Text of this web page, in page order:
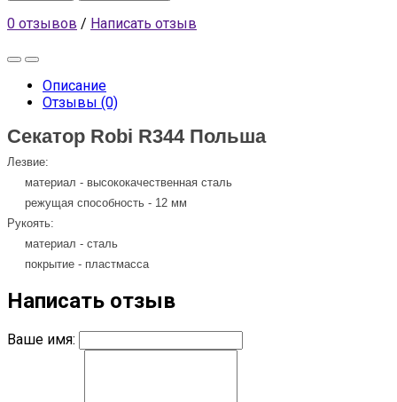
0 отзывов / Написать отзыв
Описание
Отзывы (0)
Секатор Robi R344 Польша
Лезвие:
материал - высококачественная сталь
режущая способность - 12 мм
Рукоять:
материал - сталь
покрытие - пластмасса
Написать отзыв
Ваше имя: